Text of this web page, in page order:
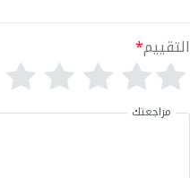
التقييم*
مراجعتك